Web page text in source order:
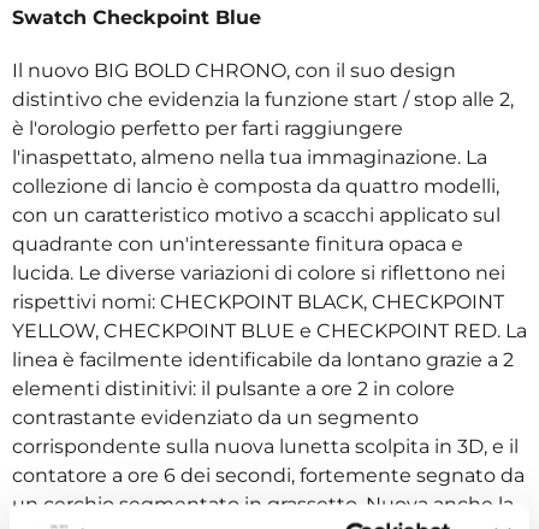
Swatch Checkpoint Blue
Il nuovo BIG BOLD CHRONO, con il suo design
distintivo che evidenzia la funzione start / stop alle 2,
è l'orologio perfetto per farti raggiungere
l'inaspettato, almeno nella tua immaginazione. La
collezione di lancio è composta da quattro modelli,
con un caratteristico motivo a scacchi applicato sul
quadrante con un'interessante finitura opaca e
lucida. Le diverse variazioni di colore si riflettono nei
rispettivi nomi: CHECKPOINT BLACK, CHECKPOINT
YELLOW, CHECKPOINT BLUE e CHECKPOINT RED. La
linea è facilmente identificabile da lontano grazie a 2
elementi distinitivi: il pulsante a ore 2 in colore
contrastante evidenziato da un segmento
corrispondente sulla nuova lunetta scolpita in 3D, e il
contatore a ore 6 dei secondi, fortemente segnato da
un cerchio segmentato in grassetto. Nuova anche la